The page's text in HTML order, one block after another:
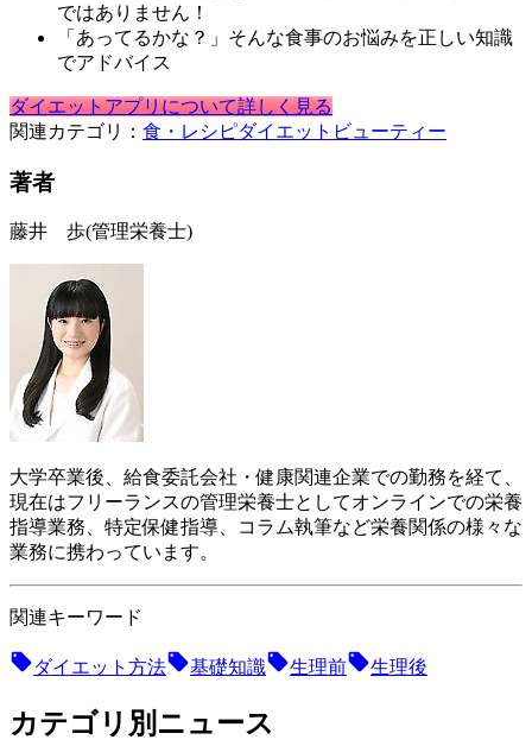
ではありません！
「あってるかな？」そんな食事のお悩みを正しい知識
でアドバイス
ダイエットアプリについて詳しく見る
関連カテゴリ： 食・レシピダイエット ビューティー
著者
藤井 歩(管理栄養士)
大学卒業後、給食委託会社・健康関連企業での勤務を経て、
現在はフリーランスの管理栄養士としてオンラインでの栄養
指導業務、特定保健指導、コラム執筆など栄養関係の様々な
業務に携わっています。
関連キーワード
ダイエット方法 基礎知識 生理前 生理後
カテゴリ別ニュース